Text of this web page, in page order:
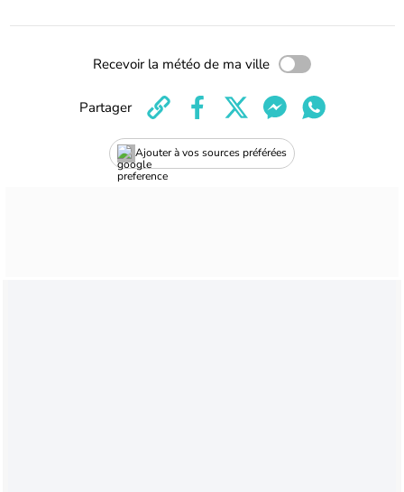
Recevoir la météo de ma ville
Ajouter à vos sources préférées
Partager